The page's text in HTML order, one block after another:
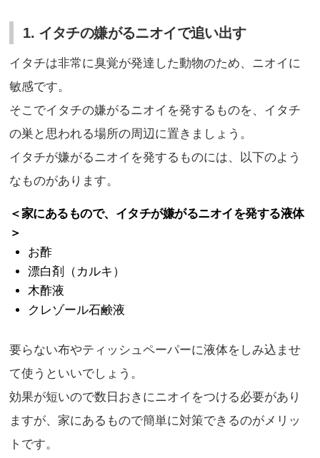
1. イタチの嫌がるニオイで追い出す
イタチは非常に臭覚が発達した動物のため、ニオイに
敏感です。
そこでイタチの嫌がるニオイを発するものを、イタチ
の巣と思われる場所の周辺に置きましょう。
イタチが嫌がるニオイを発するものには、以下のよう
なものがあります。
＜家にあるもので、イタチが嫌がるニオイを発する液体
＞
お酢
漂白剤（カルキ）
木酢液
クレゾール石鹸液
要らない布やティッシュペーパーに液体をしみ込ませ
て使うといいでしょう。
効果が短いので数日おきにニオイをつける必要があり
ますが、家にあるもので簡単に対策できるのがメリッ
トです。